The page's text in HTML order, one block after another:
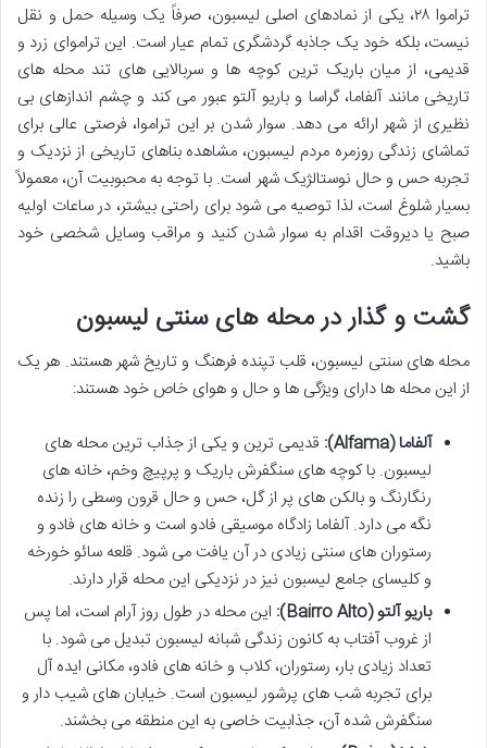
تراموا ۲۸، یکی از نمادهای اصلی لیسبون، صرفاً یک وسیله حمل و نقل
نیست، بلکه خود یک جاذبه گردشگری تمام عیار است. این تراموای زرد و
قدیمی، از میان باریک ترین کوچه ها و سربالایی های تند محله های
تاریخی مانند آلفاما، گراسا و باریو آلتو عبور می کند و چشم اندازهای بی
نظیری از شهر ارائه می دهد. سوار شدن بر این تراموا، فرصتی عالی برای
تماشای زندگی روزمره مردم لیسبون، مشاهده بناهای تاریخی از نزدیک و
تجربه حس و حال نوستالژیک شهر است. با توجه به محبوبیت آن، معمولاً
بسیار شلوغ است، لذا توصیه می شود برای راحتی بیشتر، در ساعات اولیه
صبح یا دیروقت اقدام به سوار شدن کنید و مراقب وسایل شخصی خود
باشید.
گشت و گذار در محله های سنتی لیسبون
محله های سنتی لیسبون، قلب تپنده فرهنگ و تاریخ شهر هستند. هر یک
از این محله ها دارای ویژگی ها و حال و هوای خاص خود هستند:
آلفاما (Alfama):
قدیمی ترین و یکی از جذاب ترین محله های
لیسبون. با کوچه های سنگفرش باریک و پرپیچ وخم، خانه های
رنگارنگ و بالکن های پر از گل، حس و حال قرون وسطی را زنده
نگه می دارد. آلفاما زادگاه موسیقی فادو است و خانه های فادو و
رستوران های سنتی زیادی در آن یافت می شود. قلعه سائو خورخه
و کلیسای جامع لیسبون نیز در نزدیکی این محله قرار دارند.
باریو آلتو (Bairro Alto):
این محله در طول روز آرام است، اما پس
از غروب آفتاب به کانون زندگی شبانه لیسبون تبدیل می شود. با
تعداد زیادی بار، رستوران، کلاب و خانه های فادو، مکانی ایده آل
برای تجربه شب های پرشور لیسبون است. خیابان های شیب دار و
سنگفرش شده آن، جذابیت خاصی به این منطقه می بخشند.